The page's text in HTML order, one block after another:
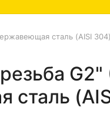
сталь (AISI
сталь